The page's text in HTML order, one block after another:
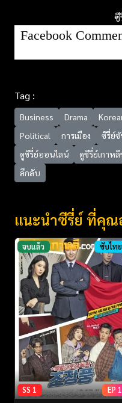
ซี
Facebook
Tag :
Business Drama
Political
การเมือง ซีรี่ย์
ดูซีรี่ย์ออนไลน์
ดูซีรี่ย์เกาห
ลึกลับ
แนะนำซีรี่ย์ ที่คุณ
จบแล้ว ซับไทย
SS 1 EP 1